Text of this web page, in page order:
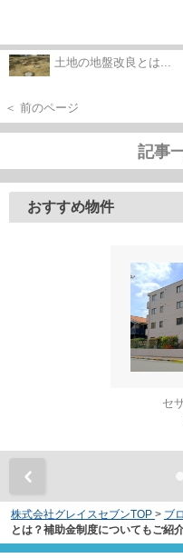
土地の地盤改良とは...
＜ 前のページ
記事
おすすめ物件
セ
株式会社グレイスセブンTOP > ブ
とは？補助金制度についてもご紹介